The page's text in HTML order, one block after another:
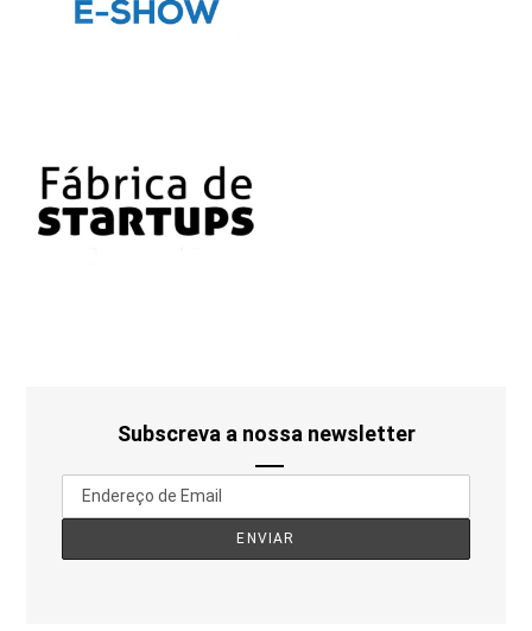
Subscreva a nossa newsletter